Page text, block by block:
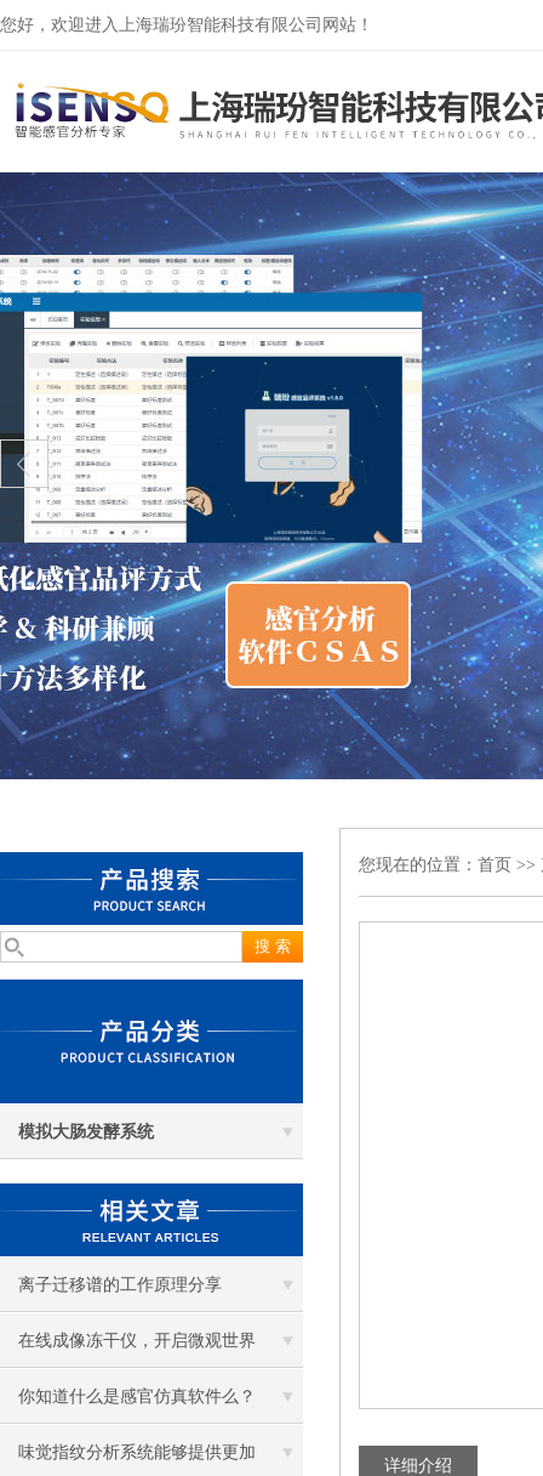
您好，欢迎进入上海瑞玢智能科技有限公司网站！
模拟大肠发酵系统
离子迁移谱的工作原理分享
在线成像冻干仪，开启微观世界
探秘新篇
你知道什么是感官仿真软件么？
看看本篇吧
味觉指纹分析系统能够提供更加
您现在的位置： 首页 >>
详细介绍